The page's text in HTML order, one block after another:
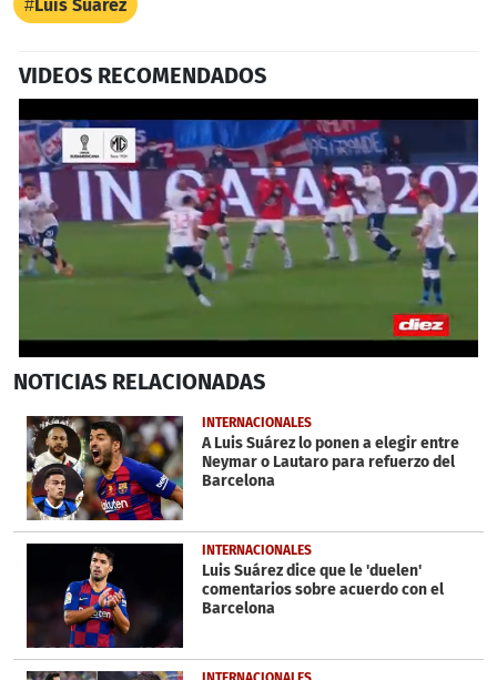
Luis Suárez
VIDEOS RECOMENDADOS
seconds
2
minutes,
4
seconds
NOTICIAS RELACIONADAS
INTERNACIONALES
A Luis Suárez lo ponen a elegir entre
Neymar o Lautaro para refuerzo del
Barcelona
INTERNACIONALES
Luis Suárez dice que le 'duelen'
comentarios sobre acuerdo con el
Barcelona